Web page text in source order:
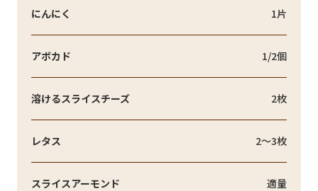
にんにく 1片
アボカド 1/2個
溶けるスライスチーズ 2枚
レタス 2～3枚
スライスアーモンド 適量